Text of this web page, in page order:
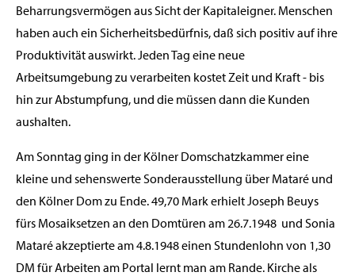
Beharrungsvermögen aus Sicht der Kapitaleigner. Menschen
haben auch ein Sicherheitsbedürfnis, daß sich positiv auf ihre
Produktivität auswirkt. Jeden Tag eine neue
Arbeitsumgebung zu verarbeiten kostet Zeit und Kraft - bis
hin zur Abstumpfung, und die müssen dann die Kunden
aushalten.
Am Sonntag ging in der Kölner Domschatzkammer eine
kleine und sehenswerte Sonderausstellung über Mataré und
den Kölner Dom zu Ende. 49,70 Mark erhielt Joseph Beuys
fürs Mosaiksetzen an den Domtüren am 26.7.1948 und Sonia
Mataré akzeptierte am 4.8.1948 einen Stundenlohn von 1,30
DM für Arbeiten am Portal lernt man am Rande. Kirche als